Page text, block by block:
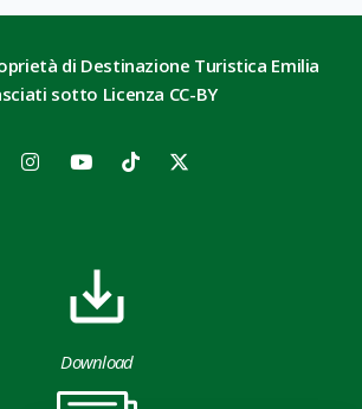
di Destinazione Turistica Emilia
sotto Licenza CC-BY
Download